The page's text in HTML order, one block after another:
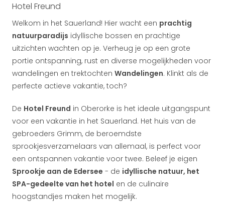
Hotel Freund
Welkom in het Sauerland! Hier wacht een prachtig
natuurparadijs idyllische bossen en prachtige
uitzichten wachten op je. Verheug je op een grote
portie ontspanning, rust en diverse mogelijkheden voor
wandelingen en trektochten Wandelingen. Klinkt als de
perfecte actieve vakantie, toch?
De Hotel Freund in Oberorke is het ideale uitgangspunt
voor een vakantie in het Sauerland. Het huis van de
gebroeders Grimm, de beroemdste
sprookjesverzamelaars van allemaal, is perfect voor
een ontspannen vakantie voor twee. Beleef je eigen
Sprookje aan de Edersee - de idyllische natuur, het
SPA-gedeelte van het hotel en de culinaire
hoogstandjes maken het mogelijk.